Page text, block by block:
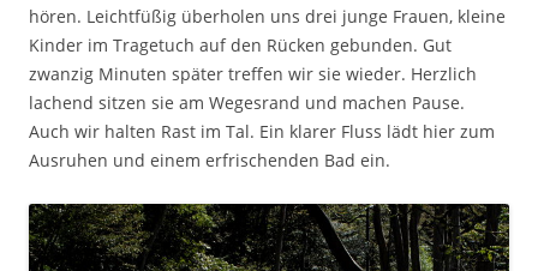
hören. Leichtfüßig überholen uns drei junge Frauen, kleine
Kinder im Tragetuch auf den Rücken gebunden. Gut
zwanzig Minuten später treffen wir sie wieder. Herzlich
lachend sitzen sie am Wegesrand und machen Pause.
Auch wir halten Rast im Tal. Ein klarer Fluss lädt hier zum
Ausruhen und einem erfrischenden Bad ein.